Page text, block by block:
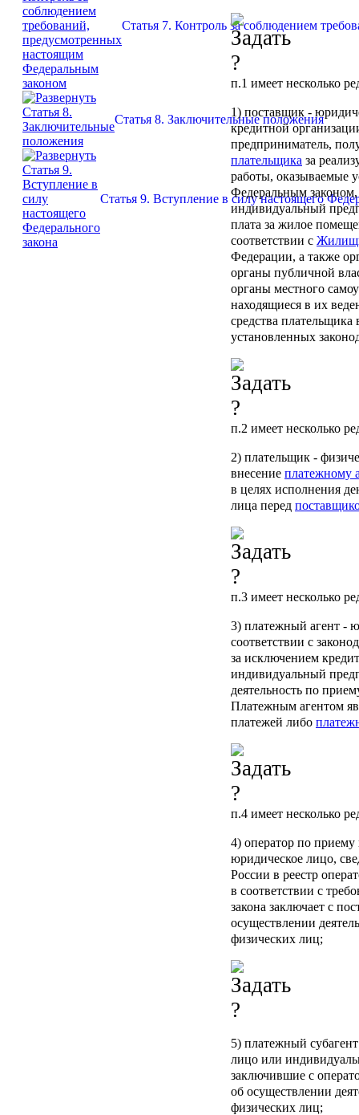
Статья 7. Контроль за соблюдением
Статья 8. Заключительные положения
Статья 9. Вступление в силу настоящего
п.1 имеет несколько
1) поставщик -
кредитной
предприниматель,
плательщика за
работы, оказываемые
Федеральным
индивидуальный
плата за жилое
соответствии с
Федерации, а также
органы публичной
органы местного
находящиеся в их
средства
установленных
п.2 имеет несколько
2) плательщик -
внесение платежному
в целях исполнения
лица перед
п.3 имеет несколько
3) платежный агент -
соответствии с
за исключением
индивидуальный
деятельность по
Платежным агентом
платежей либо
п.4 имеет несколько
4) оператор по приему
юридическое лицо,
России в реестр
в соответствии с
закона заключает с
осуществлении
физических лиц;
5) платежный субагент
лицо или
заключившие с
об осуществлении
физических лиц;